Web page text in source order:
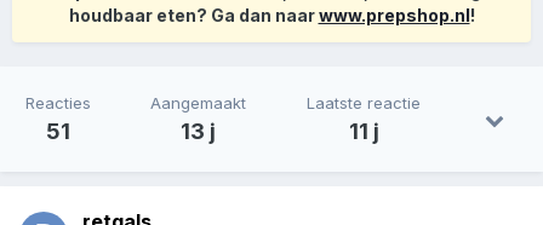
houdbaar eten? Ga dan naarwww.prepshop.nl!
Reacties
51
Aangemaakt
13 j
Laatste reactie
11 j